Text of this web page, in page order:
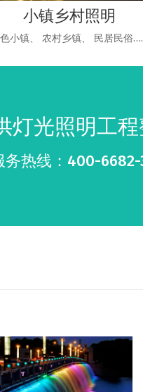
小镇乡村照明
小镇、 农村乡镇、 民居民俗
灯光照明工
务热线：400-6682-